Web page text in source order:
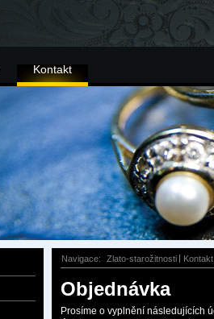
Kontakt
Navigace: Zlato-starožitnosti Kontakt
Objednávka
Prosíme o vyplnění následujících